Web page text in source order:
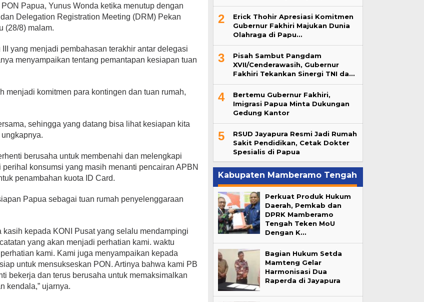
Papua, Yunus Wonda ketika menutup dengan
Delegation Registration Meeting (DRM) Pekan
(28/8) malam.
yang menjadi pembahasan terakhir antar delegasi
menyampaikan tentang pemantapan kesiapan tuan
menjadi komitmen para kontingen dan tuan rumah,
sehingga yang datang bisa lihat kesiapan kita
berusaha untuk membenahi dan melengkapi
konsumsi yang masih menanti pencairan APBN
penambahan kuota ID Card.
Papua sebagai tuan rumah penyelenggaraan
kepada KONI Pusat yang selalu mendampingi
yang akan menjadi perhatian kami. waktu
kami. Kami juga menyampaikan kepada
untuk mensukseskan PON. Artinya bahwa kami PB
bekerja dan terus berusaha untuk memaksimalkan
kendala,” ujarnya.
2
Erick Thohir Apresiasi Komitmen
Gubernur Fakhiri Majukan Dunia
Olahraga di Papu…
3
Pisah Sambut Pangdam
XVII/Cenderawasih, Gubernur
Fakhiri Tekankan Sinergi TNI da…
4
Bertemu Gubernur Fakhiri,
Imigrasi Papua Minta Dukungan
Gedung Kantor
5
RSUD Jayapura Resmi Jadi Rumah
Sakit Pendidikan, Cetak Dokter
Spesialis di Papua
Kabupaten Mamberamo Tengah
Perkuat Produk Hukum
Daerah, Pemkab dan
DPRK Mamberamo
Tengah Teken MoU
Dengan K…
Bagian Hukum Setda
Mamteng Gelar
Harmonisasi Dua
Raperda di Jayapura